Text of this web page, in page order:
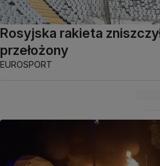
Rosyjska rakieta
przełożony
EUROSPORT